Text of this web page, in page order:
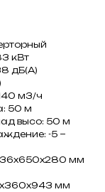
кВт
дБ(А)
м3/ч
50 м
высо: 50 м
-5 ~
мм
мм